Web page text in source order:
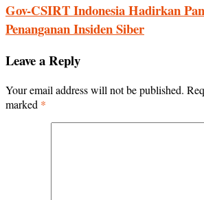
Gov-CSIRT Indonesia Hadirkan
Penanganan Insiden Siber
Leave a Reply
Your email address will not be published.
marked *